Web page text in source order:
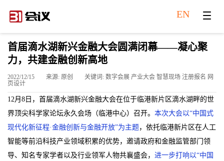
EN
首届滴水湖新兴金融大会圆满闭幕——凝心聚
力，共建金融创新高地
2022/12/15 来源: 原创
关键词: 数字会展 产业大会 智慧现场 注册报名 网
页设计
12月8日，首届滴水湖新兴金融大会在位于临港新片区滴水湖畔的世
界顶尖科学家论坛永久会场（临港中心）召开。 本次大会以“中国式
现代化新征程·金融创新与金融开放”为主题，依托临港新片区在人工
智能等前沿科技产业领域积累的优势，邀请政府和金融监管部门领
导、知名专家学者以及行业领军人物共襄盛会， 进一步打响以“中国